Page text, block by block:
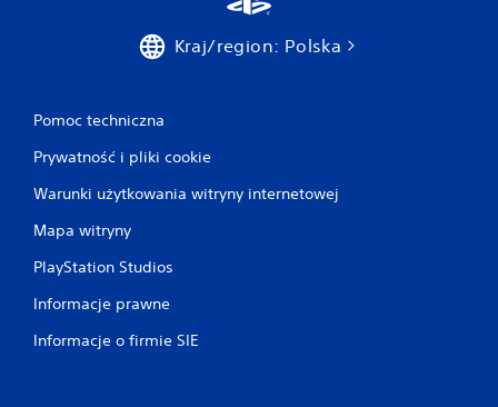
Kraj/region: Polska
Pomoc techniczna
Prywatność i pliki cookie
Warunki użytkowania witryny internetowej
Mapa witryny
PlayStation Studios
Informacje prawne
Informacje o firmie SIE